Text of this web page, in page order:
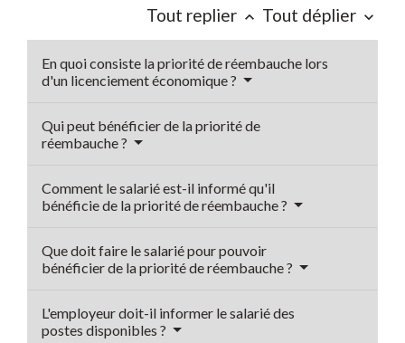
Tout replier keyboard_arrow_up Tout déplier keyboard_arrow_down
En quoi consiste la priorité de réembauche lors
d'un licenciement économique ?
Qui peut bénéficier de la priorité de
réembauche ?
Comment le salarié est-il informé qu'il
bénéficie de la priorité de réembauche ?
Que doit faire le salarié pour pouvoir
bénéficier de la priorité de réembauche ?
L'employeur doit-il informer le salarié des
postes disponibles ?